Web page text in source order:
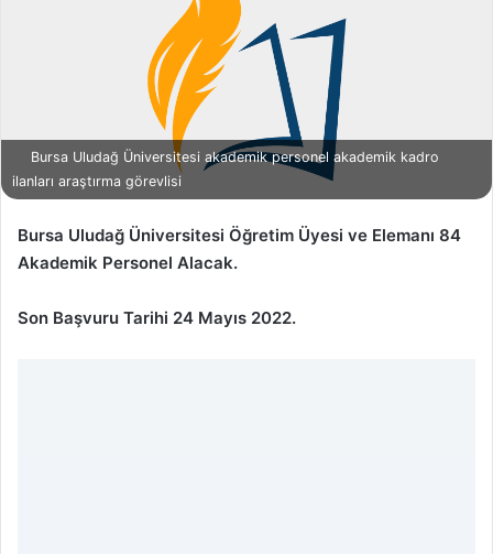
Bursa Uludağ Üniversitesi akademik personel akademik kadro
ilanları araştırma görevlisi
Bursa Uludağ Üniversitesi Öğretim Üyesi ve Elemanı 84
Akademik Personel Alacak.
Son Başvuru Tarihi 24 Mayıs 2022.